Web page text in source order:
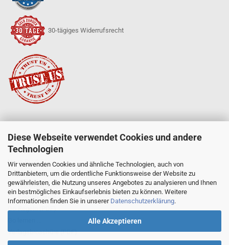
Diese Webseite verwendet Cookies und andere
Technologien
Wir verwenden Cookies und ähnliche Technologien, auch von
Drittanbietern, um die ordentliche Funktionsweise der Website zu
gewährleisten, die Nutzung unseres Angebotes zu analysieren und Ihnen
ein bestmögliches Einkaufserlebnis bieten zu können. Weitere
Informationen finden Sie in unserer Datenschutzerklärung.
Alle Akzeptieren
30-tägiges Widerrufsrecht
SERVICE
Mein Konto
Neue Produkte
Angebote
Go-Anfängerpakete
Go-Komplettsets
Go-Regeln (PDF)
Verlagsbroschüre (PDF)